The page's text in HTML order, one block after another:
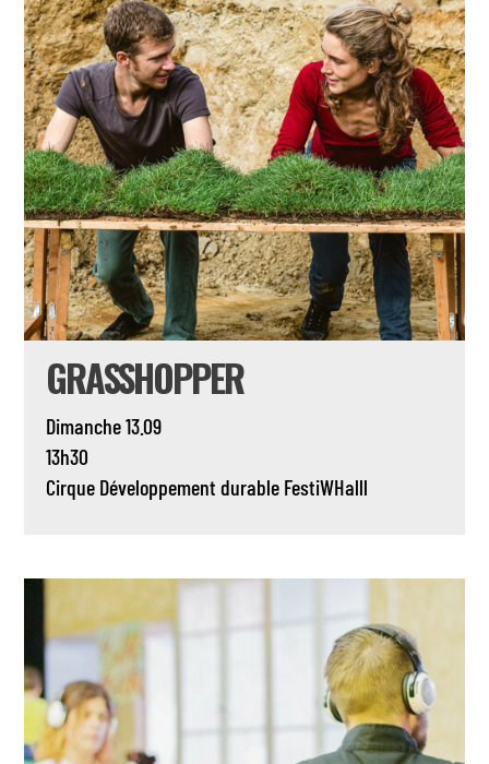
GRASSHOPPER
Dimanche 13.09
13h30
Cirque Développement durable FestiWHalll